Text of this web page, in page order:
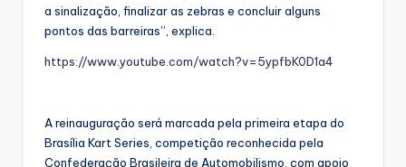
a sinalização, finalizar as zebras e concluir alguns
pontos das barreiras”, explica.
https://www.youtube.com/watch?v=5ypfbK0D1a4
A reinauguração será marcada pela primeira etapa do
Brasília Kart Series, competição reconhecida pela
Confederação Brasileira de Automobilismo, com apoio